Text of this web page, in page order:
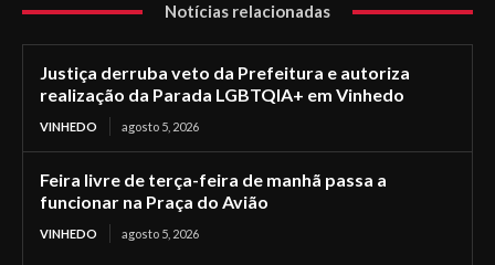
Notícias relacionadas
Justiça derruba veto da Prefeitura e autoriza
realização da Parada LGBTQIA+ em Vinhedo
VINHEDO agosto 5, 2026
Feira livre de terça-feira de manhã passa a
funcionar na Praça do Avião
VINHEDO agosto 5, 2026